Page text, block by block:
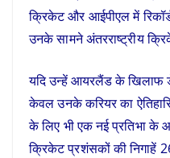
क्रिकेट और आईपीएल में
उनके सामने अंतरराष्ट्रीय
यदि उन्हें आयरलैंड के खिलाफ
केवल उनके करियर का
के लिए भी एक नई प्रतिभा के
क्रिकेट प्रशंसकों की निगाहें